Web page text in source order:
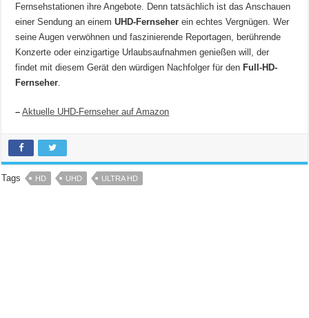
Fernsehstationen ihre Angebote. Denn tatsächlich ist das Anschauen
einer Sendung an einemUHD-Fernseher ein echtes Vergnügen. Wer
seine Augen verwöhnen und faszinierende Reportagen, berührende
Konzerte oder einzigartige Urlaubsaufnahmen genießen will, der
findet mit diesem Gerät den würdigen Nachfolger für den Full-HD-
Fernseher
– Aktuelle UHD-Fernseher auf Amazon
Tags HD UHD ULTRA HD